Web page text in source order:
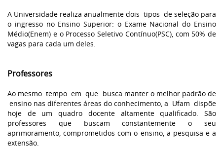
A Universidade realiza anualmente dois tipos de seleção para
o ingresso no Ensino Superior: o Exame Nacional do Ensino
Médio(Enem) e o Processo Seletivo Contínuo(PSC), com 50% de
vagas para cada um deles.
Professores
Ao mesmo tempo em que busca manter o melhor padrão de
ensino nas diferentes áreas do conhecimento, a Ufam dispõe
hoje de um quadro docente altamente qualificado. São
professores que buscam constantemente o seu
aprimoramento, comprometidos com o ensino, a pesquisa e a
extensão.